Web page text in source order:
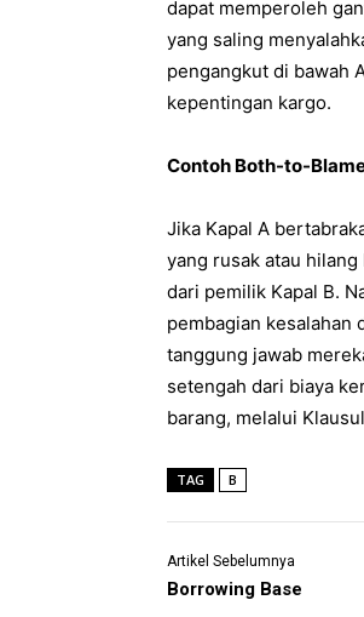
dapat memperoleh
yang saling
pengangkut di bawah
kepentingan kargo.
Contoh Both-to-
Jika Kapal A
yang rusak atau
dari pemilik Kapal B.
pembagian kesalahan
tanggung jawab
setengah dari biaya
barang, melalui
TAG B
Artikel Sebelumnya
Borrowing Base